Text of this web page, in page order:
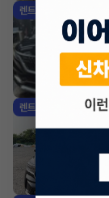
렌트
렌트